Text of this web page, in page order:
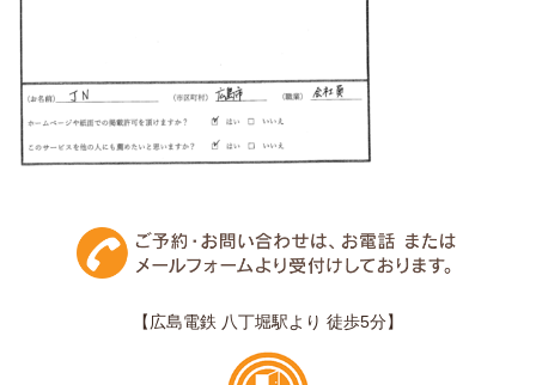
【広島電鉄 八丁堀駅より 徒歩5分】